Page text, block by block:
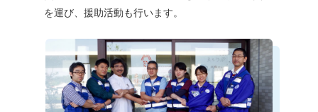
を運び、援助活動も行います。